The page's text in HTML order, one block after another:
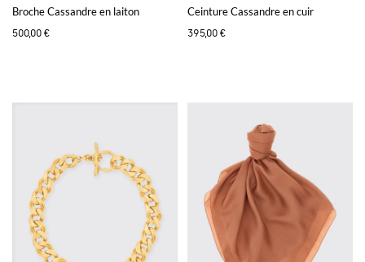
Broche Cassandre en laiton
500,00 €
Ceinture Cassandre en cuir
395,00 €